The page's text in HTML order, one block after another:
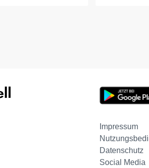
Impressum
Datenschutz
Social Media